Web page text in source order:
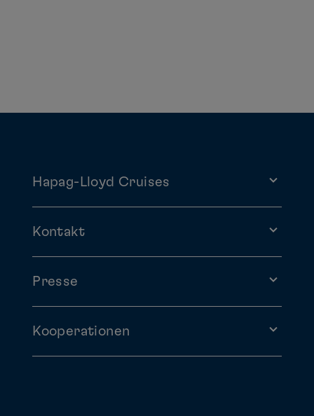
Hapag-Lloyd Cruises
Kontakt
Presse
Kooperationen